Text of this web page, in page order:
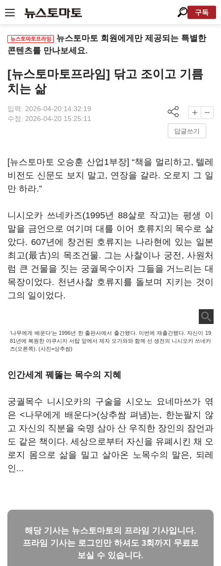
구독
뉴스토마토 회원에게만 제공되는 특별한
콘텐츠를 만나보세요.
[뉴스토마토프라임] 닦고 조이고 기름
치는 삶
입력: 2026-04-20 14:32:19
수정: 2026-04-20 15:25:11
답글쓰기
[뉴스토마토 오승훈 산업1부장] “책을 멀리하고, 텔레
비전도 신문도 보지 말고, 연장을 갈라. 오로지 그 일
만 하라.”
니시오카 쓰네카즈(1995년 88살로 작고)는 평생 이
말을 금언으로 여기며 대를 이어 호류지의 목수로 살
았다. 607년에 창건된 호류지는 나라현에 있는 일본
최고(最古)의 목조건물. 그는 사찰이나 궁전, 사원처
럼 큰 건물을 짓는 궁궐목수이자 그들을 거느리는 대
목장이었다. 천년사찰 호류지를 돌보며 지키는 것이
그의 일이었다.
‘나무에게 배운다‘는 1996년 한 출판사에서 출간됐다. 이번에 재출간됐다. 자신이 19
81년에 복원한 야쿠시지 서탑 앞에서 제자 오가와와 함께 선 생전의 니시오카 쓰네카
즈(오른쪽). (사진=상추쌈)
인간세계 꿰뚫는 목수의 지혜
궁궐목수 니시오카의 구술을 시오노 요네마쓰가 엮
은 <나무에게 배운다>(상추쌈 펴냄)는, 한눈팔지 않
고 자신의 직분을 숙명 삼아 산 우직한 장인의 잠언과
도 같은 책이다. 세상으로부터 자신을 유폐시킨 채 오
로지 몸으로 삶을 밀고 살아온 노목수의 말은, 되레
인...
해당 기사는 뉴스토마토의 프라임 기사입니다.
프라임 기사는 로그인만 하셔도 3회까지 무료로
보실 수 있습니다.